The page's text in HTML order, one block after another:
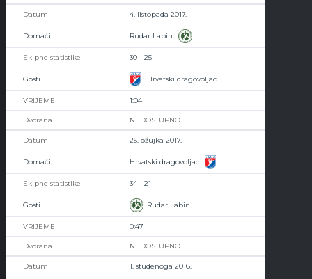
4. listopada 2017.
Rudar Labin
30 - 25
Hrvatski dragovoljac
1:04
NEDOSTUPNO
25. ožujka 2017.
Hrvatski dragovoljac
34 - 21
Rudar Labin
0:47
NEDOSTUPNO
1. studenoga 2016.